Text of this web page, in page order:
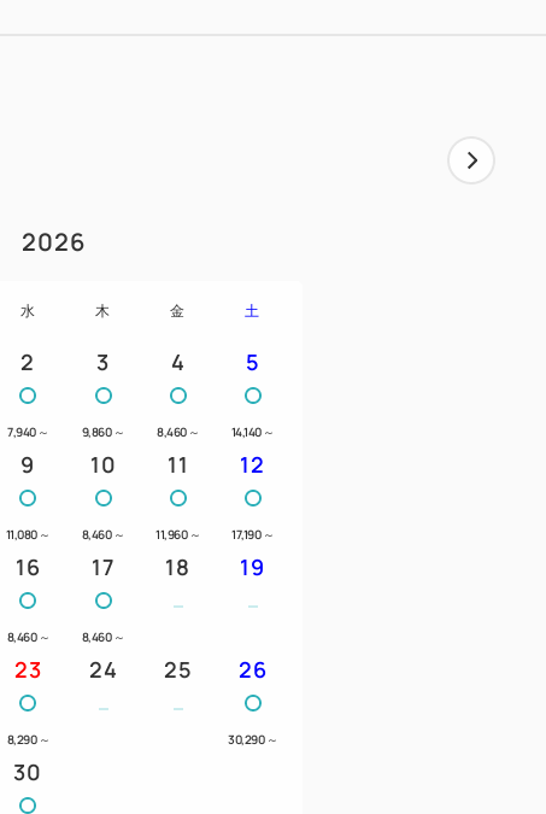
2026
水 木 金 土
2
7,940 ～
3
9,860 ～
4
8,460 ～
5
14,140 ～
9
11,080 ～
10
8,460 ～
11
11,960 ～
12
17,190 ～
16
8,460 ～
17
8,460 ～
18 19
23
8,290 ～
24 25 26
30,290 ～
30